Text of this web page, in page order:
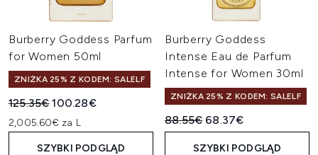
Burberry Goddess Parfum
for Women 50ml
ZNIŻKA 25% Z KODEM: SALELF
Sugerowana cena detaliczna:
125.35€Aktualna cena:
100.28€
2,005.60€ za L
SZYBKI PODGLĄD
Burberry Goddess
Intense Eau de Parfum
Intense for Women 30ml
ZNIŻKA 25% Z KODEM: SALELF
Sugerowana cena
88.55€ Aktualna cena:
68.37€
SZYBKI PODGLĄD